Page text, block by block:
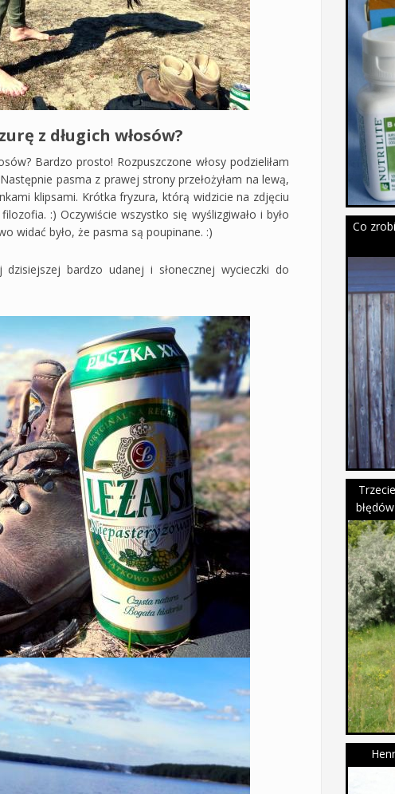
z długich włosów?
Bardzo prosto! Rozpuszczone włosy podzieliłam
pasma z prawej strony przełożyłam na lewą,
klipsami. Krótka fryzura, którą widzicie na zdjęciu
:) Oczywiście wszystko się wyślizgiwało i było
widać było, że pasma są poupinane. :)
bardzo udanej i słonecznej wycieczki do
Co